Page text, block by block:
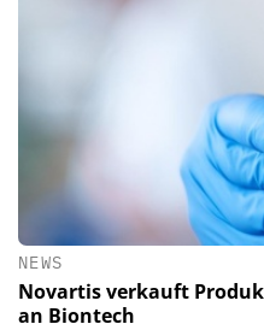
NEWS
Novartis verkauft
an Biontech